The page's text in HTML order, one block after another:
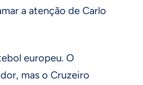
a atenção de Carlo
europeu. O
mas o Cruzeiro